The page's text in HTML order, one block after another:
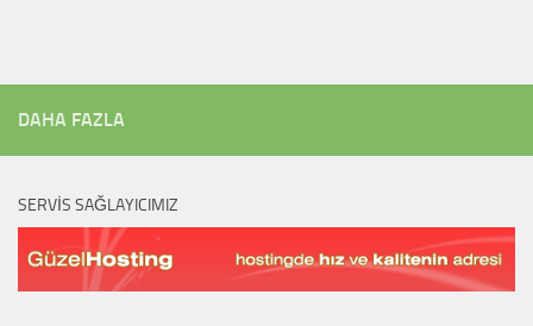
DAHA FAZLA
SERVIS SAĞLAYICIMIZ